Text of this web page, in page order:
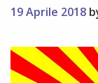
19 Aprile 2018